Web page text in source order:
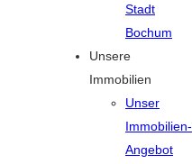
Stadt
Bochum
Unsere
Immobilien
Unser
Immobilien-
Angebot